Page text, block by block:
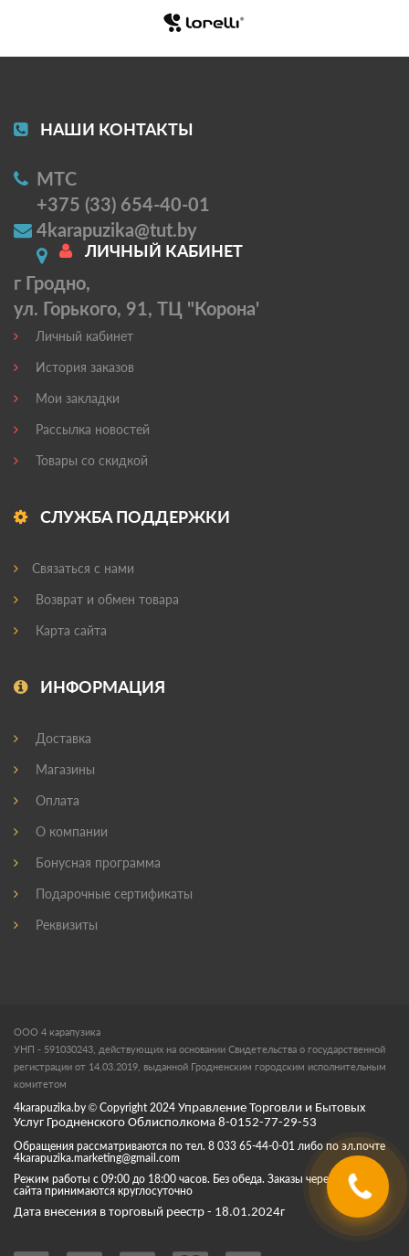
НАШИ КОНТАКТЫ
МТС
+375 (33) 654-40-01
4karapuzika@tut.by
г Гродно,
ул. Горького, 91, ТЦ "Корона'
ЛИЧНЫЙ КАБИНЕТ
Личный кабинет
История заказов
Мои закладки
Рассылка новостей
Товары со скидкой
СЛУЖБА ПОДДЕРЖКИ
Связаться с нами
Возврат и обмен товара
Карта сайта
ИНФОРМАЦИЯ
Доставка
Магазины
Оплата
О компании
Бонусная программа
Подарочные сертификаты
Реквизиты
ООО 4 карапузика
УНП - 591030243, действующих на основании Свидетельства о государственной
регистрации от 14.03.2019, выданной Гродненским городским исполнительным
комитетом
4karapuzika.by © Copyright 2024 Управление Торговли и Бытовых
Услуг Гродненского Облисполкома 8-0152-77-29-53
Обращения рассматриваются по тел. 8 033 65-44-0-01 либо по эл.почте
4karapuzika.marketing@gmail.com
Режим работы с 09:00 до 18:00 часов. Без обеда. Заказы через корзину
сайта принимаются круглосуточно
Дата внесения в торговый реестр - 18.01.2024г